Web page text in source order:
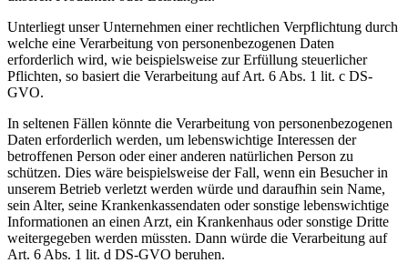
Unterliegt unser Unternehmen einer rechtlichen Verpflichtung durch
welche eine Verarbeitung von personenbezogenen Daten
erforderlich wird, wie beispielsweise zur Erfüllung steuerlicher
Pflichten, so basiert die Verarbeitung auf Art. 6 Abs. 1 lit. c DS-
GVO.
In seltenen Fällen könnte die Verarbeitung von personenbezogenen
Daten erforderlich werden, um lebenswichtige Interessen der
betroffenen Person oder einer anderen natürlichen Person zu
schützen. Dies wäre beispielsweise der Fall, wenn ein Besucher in
unserem Betrieb verletzt werden würde und daraufhin sein Name,
sein Alter, seine Krankenkassendaten oder sonstige lebenswichtige
Informationen an einen Arzt, ein Krankenhaus oder sonstige Dritte
weitergegeben werden müssten. Dann würde die Verarbeitung auf
Art. 6 Abs. 1 lit. d DS-GVO beruhen.